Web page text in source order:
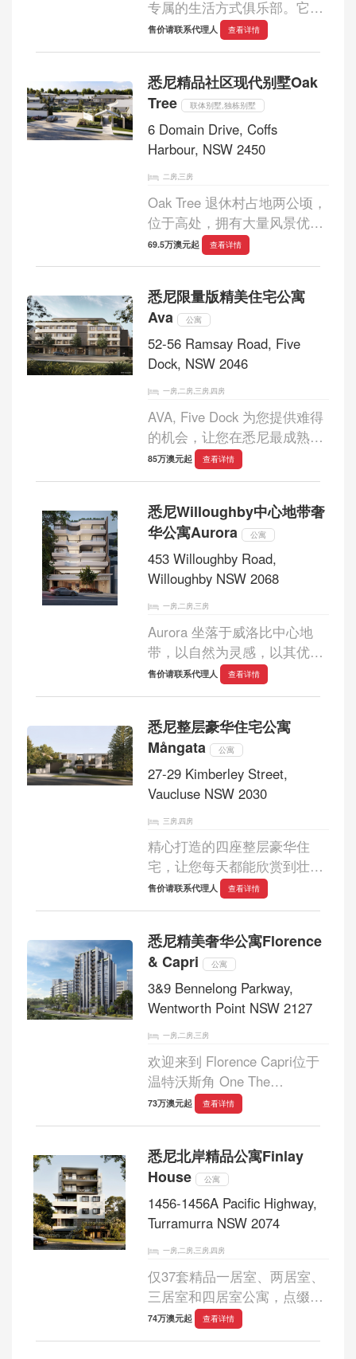
专属的生活方式俱乐部。它是
一个包罗万象、适合多代同堂
的度假社区，经过精心打造，
不出户，即可享受极致生活。
Senso 是那...
售价请联系代理人 查看详情
悉尼精品社区现代别墅Oak
Tree
联体别墅,独栋别墅
6 Domain Drive, Coffs
Harbour, NSW 2450
二房,三房
Oak Tree 退休村占地两公顷，
位于高处，拥有大量风景优美
的绿地，通过内部环路连接。
在我们仅有 53 栋现代别墅的
的娱乐设施，这是放松身心、
追求新爱好...
69.5万澳元起 查看详情
悉尼限量版精美住宅公寓
Ava
公寓
52-56 Ramsay Road, Five
Dock, NSW 2046
一房,二房,三房,四房
AVA, Five Dock 为您提供难得
的机会，让您在悉尼最成熟、
最热门的城区之一购置全新公
寓。该项目仅提供 27 套精美
三居室和四居室等多种户型，
以满足各种生...
85万澳元起 查看详情
悉尼Willoughby中心地带奢
华公寓Aurora
公寓
453 Willoughby Road,
Willoughby NSW 2068
一房,二房,三房
Aurora 坐落于威洛比中心地
带，以自然为灵感，以其优雅
的建筑风格而闻名，是一座令
人心动的精品开发项目。
居室和三居室公寓，并配有一
套全层顶层公寓。...
售价请联系代理人 查看详情
悉尼整层豪华住宅公寓
Mångata
公寓
27-29 Kimberley Street,
Vaucluse NSW 2030
三房,四房
精心打造的四座整层豪华住
宅，让您每天都能欣赏到壮丽
的太平洋景色。...
售价请联系代理人 查看详情
悉尼精美奢华公寓Florence
& Capri
公寓
3&9 Bennelong Parkway,
Wentworth Point NSW 2127
一房,二房,三房
欢迎来到 Florence Capri位于
温特沃斯角 One The
Waterfront 的永恒优雅之选。
这些精美的住宅重新定义了现
宁静的滨水生活方式融为一
体。从宽敞的起居空间、精
心...
73万澳元起 查看详情
悉尼北岸精品公寓Finlay
House
公寓
1456-1456A Pacific Highway,
Turramurra NSW 2074
一房,二房,三房,四房
仅37套精品一居室、两居室、
三居室和四居室公寓，点缀着
上北岸的最新地标。Finlay
74万澳元起 查看详情